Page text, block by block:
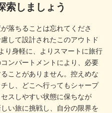
索しましょう
落ちることは忘れてくださ
して設計されたこのアウトド
り身軽に、よりスマートに旅行
ンパートメントにより、必要
ことがありません。控えめな
し、どこへ行ってもシャープ
スしやすい状態に保ちなが
い旅に挑戦し、自分の限界を